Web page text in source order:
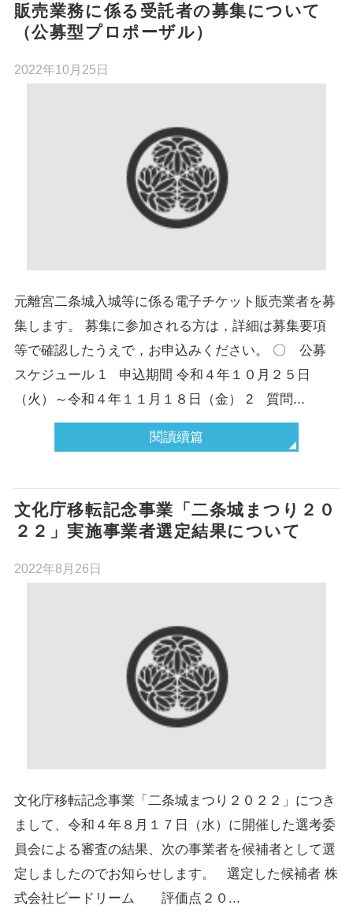
販売業務に係る受託者の募集について
（公募型プロポーザル）
2022年10月25日
元離宮二条城入城等に係る電子チケット販売業者を募
集します。 募集に参加される方は，詳細は募集要項
等で確認したうえで，お申込みください。 〇 公募
スケジュール 1 申込期間 令和４年１０月２５日
（火）～令和４年１１月１８日（金） 2 質問...
閱讀續篇
文化庁移転記念事業「二条城まつり２０
２２」実施事業者選定結果について
2022年8月26日
文化庁移転記念事業「二条城まつり２０２２」につき
まして、令和４年８月１７日（水）に開催した選考委
員会による審査の結果、次の事業者を候補者として選
定しましたのでお知らせします。 選定した候補者 株
式会社ビードリーム 評価点２０...